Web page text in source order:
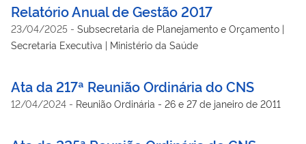
Relatório Anual de Gestão 2017
23/04/2025 - Subsecretaria de Planejamento e Orçamento |
Secretaria Executiva | Ministério da Saúde
Ata da 217ª Reunião Ordinária do CNS
12/04/2024 - Reunião Ordinária - 26 e 27 de janeiro de 2011